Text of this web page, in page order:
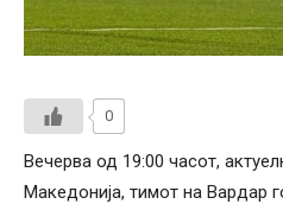
0
Вечерва од 19:00 часот,
Македонија, тимот на Вардар